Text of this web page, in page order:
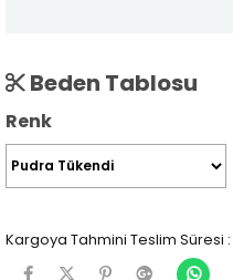
Beden Tablosu
Renk
Kargoya Tahmini Teslim Süresi :